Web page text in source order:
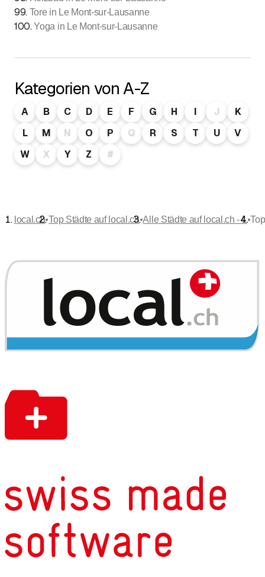
99. Tore in Le Mont-sur-Lausanne
100.Yoga in Le Mont-sur-Lausanne
Kategorien von A-Z
A B C D E F G H I J
K
L
M N O P Q R S T U
V
W
X Y Z #
local.ch•Top Städte auf local.ch•Alle Städte auf local.ch - L•